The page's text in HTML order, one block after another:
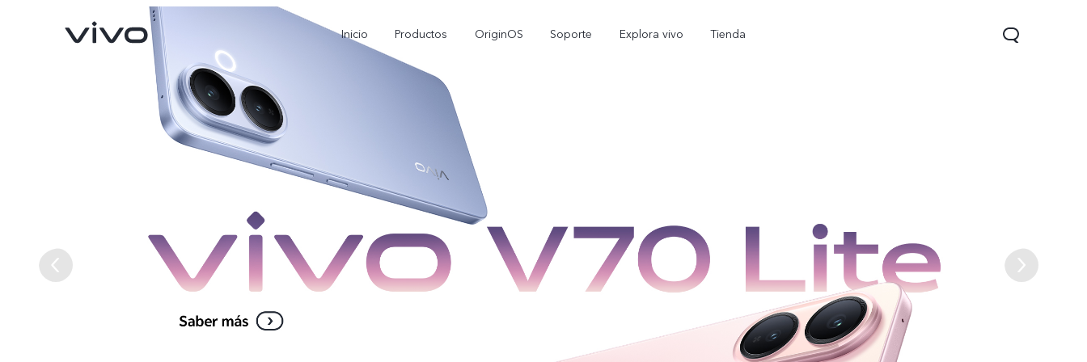
Inicio Productos OriginOS Soporte Explora vivo Tienda
nuevo X300 FE nuevo X300 Pro nuevo V70 FE V70 Lite 5G Y31 5G